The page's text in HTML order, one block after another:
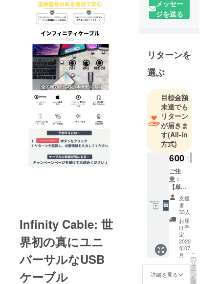
Infinity Cable: 世
界初の真にユニ
バーサルなUSB
ケーブル
メンバーで
アップで
す。「ユー
ザー自身が
クリエー
ターでイノ
ベーターで
あるべき
だ」という
モットーの
もと活動し
ています。
日常で、ど
んなものよ
りも、もし
かしたらど
んな人より
も、関わる
ことの多い
携帯電話。
もっと、携
帯との生活
をシンプル
メッセー
ジを送る
リターンを
選ぶ
目標金額
未達でも
リターン
が届きま
す(All-in
方式)
600円
ご注
意：
【単品
でのご
支援は
できま
せ
ん。】
付属
品：
USB-A
アダプ
ター
(Type C
から
支援
者：
33人
お届
け予
定：
2020
年07
月
詳細を見る
こ
の
リ
タ
ー
ン
を
選